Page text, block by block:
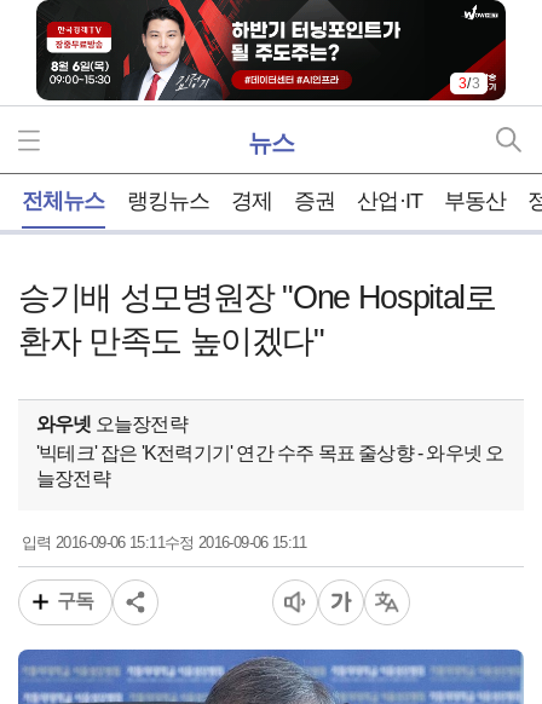
3/3
뉴스
전체뉴스 랭킹뉴스 경제 증권 산업·IT 부동산
승기배 성모병원장 "One Hospital로
환자 만족도 높이겠다"
와우넷 오늘장전략
'빅테크' 잡은 'K전력기기' 연간 수주 목표 줄상향 - 와우넷 오
늘장전략
입력 2016-09-06 15:11 수정 2016-09-06 15:11
구독